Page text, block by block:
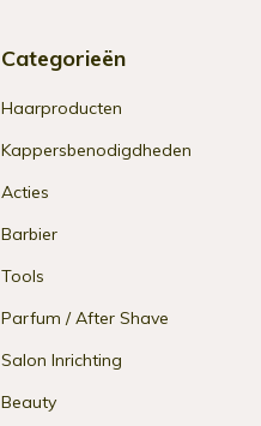
Categorieën
Haarproducten
Kappersbenodigdheden
Acties
Barbier
Tools
Parfum / After Shave
Salon Inrichting
Beauty